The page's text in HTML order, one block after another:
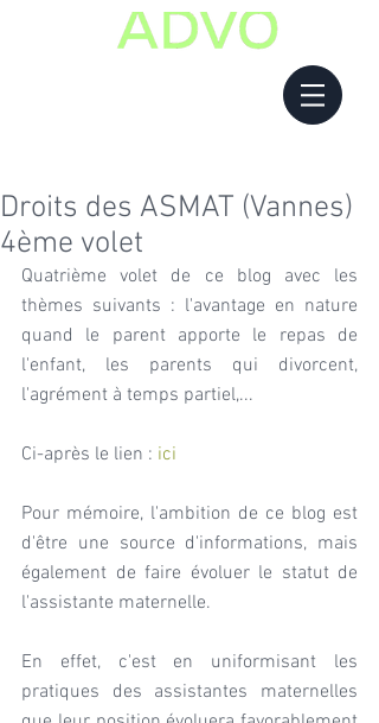
Droits des ASMAT (Vannes)
4ème volet
Quatrième volet de ce blog avec les
thèmes suivants : l'avantage en nature
quand le parent apporte le repas de
l'enfant, les parents qui divorcent,
l'agrément à temps partiel,...
Ci-après le lien : ici
Pour mémoire, l'ambition de ce blog est
d'être une source d'informations, mais
également de faire évoluer le statut de
l'assistante maternelle.
En effet, c'est en uniformisant les
pratiques des assistantes maternelles